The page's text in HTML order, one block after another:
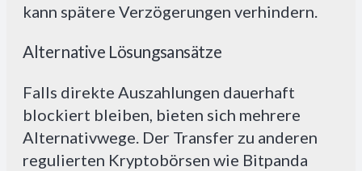
kann spätere Verzögerungen verhindern.
Alternative Lösungsansätze
Falls direkte Auszahlungen dauerhaft
blockiert bleiben, bieten sich mehrere
Alternativwege. Der Transfer zu anderen
regulierten Kryptobörsen wie Bitpanda